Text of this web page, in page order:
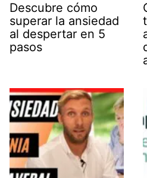
Descubre cómo
superar la ansiedad
al despertar en 5
pasos